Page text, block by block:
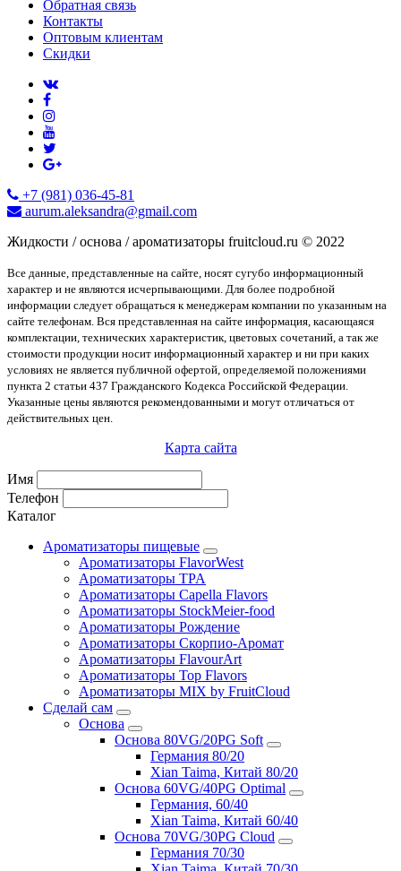
Обратная связь
Контакты
Оптовым клиентам
Скидки
+7 (981) 036-45-81
aurum.aleksandra@gmail.com
Жидкости / основа / ароматизаторы fruitcloud.ru © 2022
Все данные, представленные на сайте, носят сугубо информационный
характер и не являются исчерпывающими. Для более подробной
информации следует обращаться к менеджерам компании по указанным на
сайте телефонам. Вся представленная на сайте информация, касающаяся
комплектации, технических характеристик, цветовых сочетаний, а так же
стоимости продукции носит информационный характер и ни при каких
условиях не является публичной офертой, определяемой положениями
пункта 2 статьи 437 Гражданского Кодекса Российской Федерации.
Указанные цены являются рекомендованными и могут отличаться от
действительных цен.
Карта сайта
Имя
Телефон
Каталог
Ароматизаторы пищевые
Ароматизаторы FlavorWest
Ароматизаторы TPA
Ароматизаторы Capella Flavors
Ароматизаторы StockMeier-food
Ароматизаторы Рождение
Ароматизаторы Скорпио-Аромат
Ароматизаторы FlavourArt
Ароматизаторы Top Flavors
Ароматизаторы MIX by FruitCloud
Сделай сам
Основа
Основа 80VG/20PG Soft
Германия 80/20
Xian Taima, Китай 80/20
Основа 60VG/40PG Optimal
Германия, 60/40
Xian Taima, Китай 60/40
Основа 70VG/30PG Cloud
Германия 70/30